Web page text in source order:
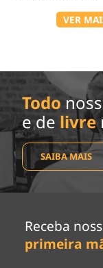
VER
Todo
e de livre
SAIBA MAIS
Receba
primeira